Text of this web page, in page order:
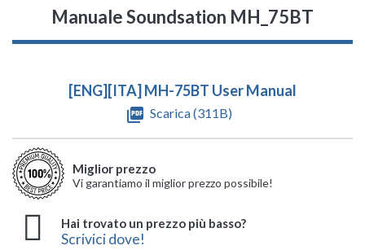
KARMA ALAM B
Cuffia Auricolari Bluetooth
Disponibilità immediata
Spedizione solo 6,90 €
16,90 €
AlphaTheta HDJ-F10
 Spedizione gratuita
AlphaTheta HDJ-F10-
TX (Trasmettitore
Incluso)
Disponibilità immediata
Spedizione gratuita
MACKIE MP-20TWS
BOSS Waza-Air
Cuffia Bluetooth Wireless
Disponibile su ordinazione
Spedizione gratuita
417,00 €
BOSS WAZA-AIR BASS
TAKSTAR ML850
Cuffia Bluetooth Wireless
Disponibilità immediata
Spedizione solo 6,90 €
73,00 €
MACKIE MP-240-BTA
MACKIE MP-120-BTA
Cuffia Auricolare In-ear
Disponibile su ordinazione
Spedizione gratuita
145,00 €
AlphaTheta HP-TX01
 Spedizione gratuita
Manuale Soundsation MH_75BT
[ENG][ITA] MH-75BT User Manual
picture_as_pdf Scarica (311B)
Miglior prezzo
Vi garantiamo il miglior prezzo possibile!
Hai trovato un prezzo più basso?
Scrivici dove!